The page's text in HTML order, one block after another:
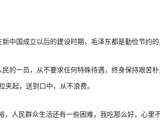
新中国成立以后的建设时期，毛泽东都是勤俭节约的
民的一员，从不要求任何特殊待遇，终身保持艰
夹起，送到口中，从不浪费。
，人民群众生活还有一些困难，我吃那么好，心